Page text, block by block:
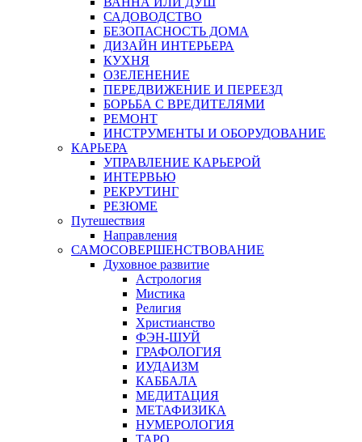
САДОВОДСТВО
БЕЗОПАСНОСТЬ ДОМА
ДИЗАЙН ИНТЕРЬЕРА
КУХНЯ
ОЗЕЛЕНЕНИЕ
ПЕРЕДВИЖЕНИЕ И ПЕРЕЕЗД
БОРЬБА С ВРЕДИТЕЛЯМИ
РЕМОНТ
ИНСТРУМЕНТЫ И ОБОРУДОВАНИЕ
КАРЬЕРА
УПРАВЛЕНИЕ КАРЬЕРОЙ
ИНТЕРВЬЮ
РЕКРУТИНГ
РЕЗЮМЕ
Путешествия
Направления
САМОСОВЕРШЕНСТВОВАНИЕ
Духовное развитие
Астрология
Мистика
Религия
Христианство
ФЭН-ШУЙ
ГРАФОЛОГИЯ
ИУДАИЗМ
КАББАЛА
МЕДИТАЦИЯ
МЕТАФИЗИКА
НУМЕРОЛОГИЯ
ТАРО